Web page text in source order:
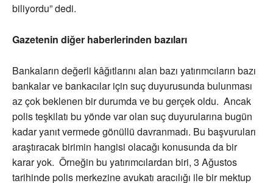
biliyordu” dedi.
Gazetenin diğer haberlerinden bazıları
Bankaların değerli kâğıtlarını alan bazı yatırımcıların bazı
bankalar ve bankacılar için suç duyurusunda bulunması
az çok beklenen bir durumda ve bu gerçek oldu. Ancak
polis teşkilatı bu yönde var olan suç duyurularına bugün
kadar yanıt vermede gönüllü davranmadı. Bu başvuruları
araştıracak birimin hangisi olacağı konusunda da bir
karar yok. Örneğin bu yatırımcılardan biri, 3 Ağustos
tarihinde polis merkezine avukatı aracılığı ile bir mektup